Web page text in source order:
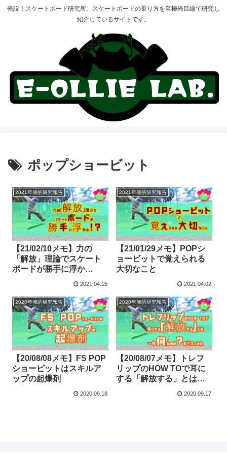
俺説！スケートボード研究所。スケートボードの乗り方を至極俺目線で研究し
紹介しているサイトです。
ポップショービット
2021年俺的研究報告
【21/02/10メモ】力の
「解放」理論でスケート
ボードが勝手に浮か
2021.04.15
2021年俺的研究報告
【21/01/29メモ】POPシ
ョービットで覚えられる
大切なこと
2021.04.02
2020年俺的研究報告
【20/08/08メモ】FS POP
ショービットはスキルア
ップの起爆剤
2020.09.18
2020年俺的研究報告
【20/08/07メモ】トレフ
リップのHOW TOで耳に
する「解放する」とは一
2020.09.17